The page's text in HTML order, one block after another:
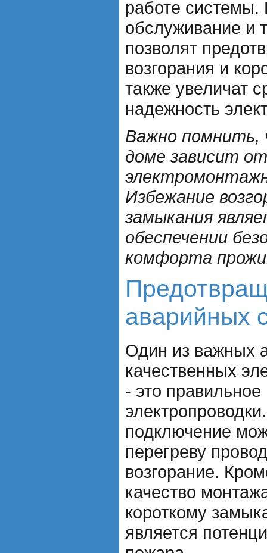
работе системы.
обслуживание и
позволят
возгорания и
также увеличат
надежность
Важно помнить,
доме зависит
Избежание
замыкания
обеспечении
комфорта
аварийных
Один из важных
качественных
- это
подключение
перегреву
возгорание.
качество
короткому
является